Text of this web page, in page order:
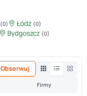
(0) Łódź (0)
Bydgoszcz (0)
Firmy
Obserwuj